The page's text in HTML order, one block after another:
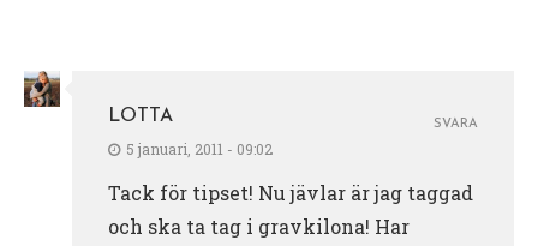
LOTTA
5 januari, 2011 - 09:02
Tack för tipset! Nu jävlar är jag taggad
och ska ta tag i gravkilona! Har
SVARA